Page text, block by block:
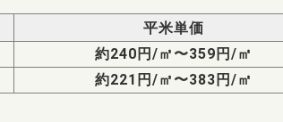
平米単価
約240円/㎡〜359円/㎡
約221円/㎡〜383円/㎡